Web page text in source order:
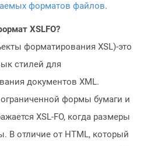
форматов файлов.
XSLFO?
форматирования XSL)-это
стилей для
документов XML.
формы бумаги и
XSL-FO, когда размеры
В отличие от HTML, который